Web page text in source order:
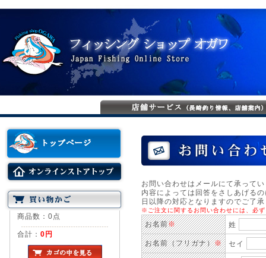
商品数：0点
合計： 0円
お問い合わせはメールにて承って
内容によっては回答をさしあげる
日以降の対応となりますのでご了
※ご注文に関するお問い合わせには、必
お名前※ 姓
お名前（フリガナ）※ セイ